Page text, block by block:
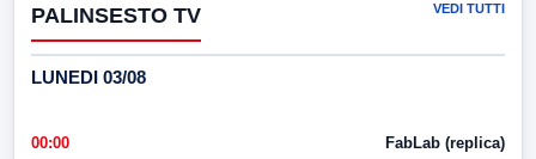
PALINSESTO TV VEDI TUTTI
LUNEDI 03/08
00:00 FabLab (replica)